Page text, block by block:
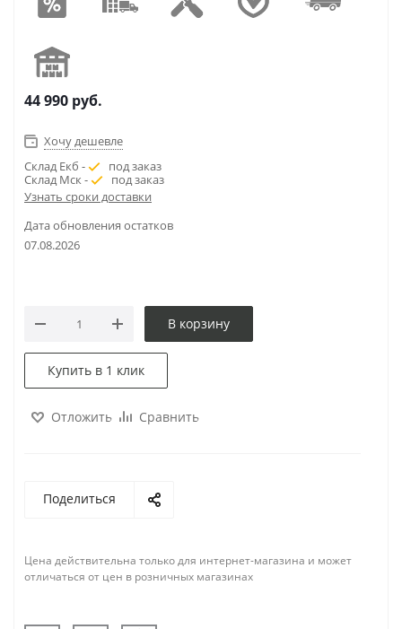
44 990 руб.
Хочу дешевле
Склад Екб -
под заказ
Склад Мск -
под заказ
Узнать сроки доставки
Дата обновления остатков
07.08.2026
В корзину
Купить в 1 клик
Отложить Сравнить
Поделиться
Цена действительна только для интернет-магазина и может
отличаться от цен в розничных магазинах